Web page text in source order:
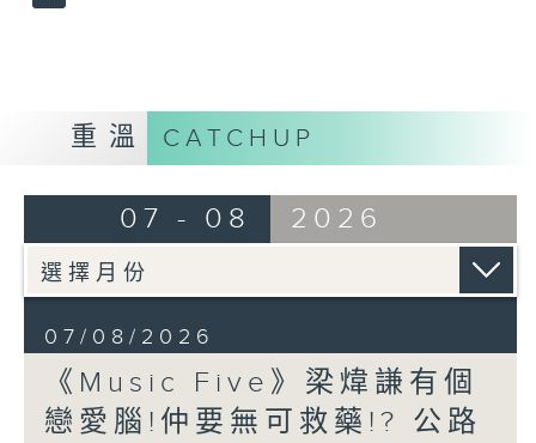
重溫 CATCHUP
07 - 08 2026
07/08/2026
《Music Five》梁煒謙有個
戀愛腦!仲要無可救藥!? 公路